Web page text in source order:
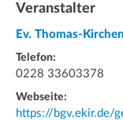
Veranstalter
Ev. Thomas-
Telefon:
0228 33603378
Webseite:
https://bgv.ekir.de/